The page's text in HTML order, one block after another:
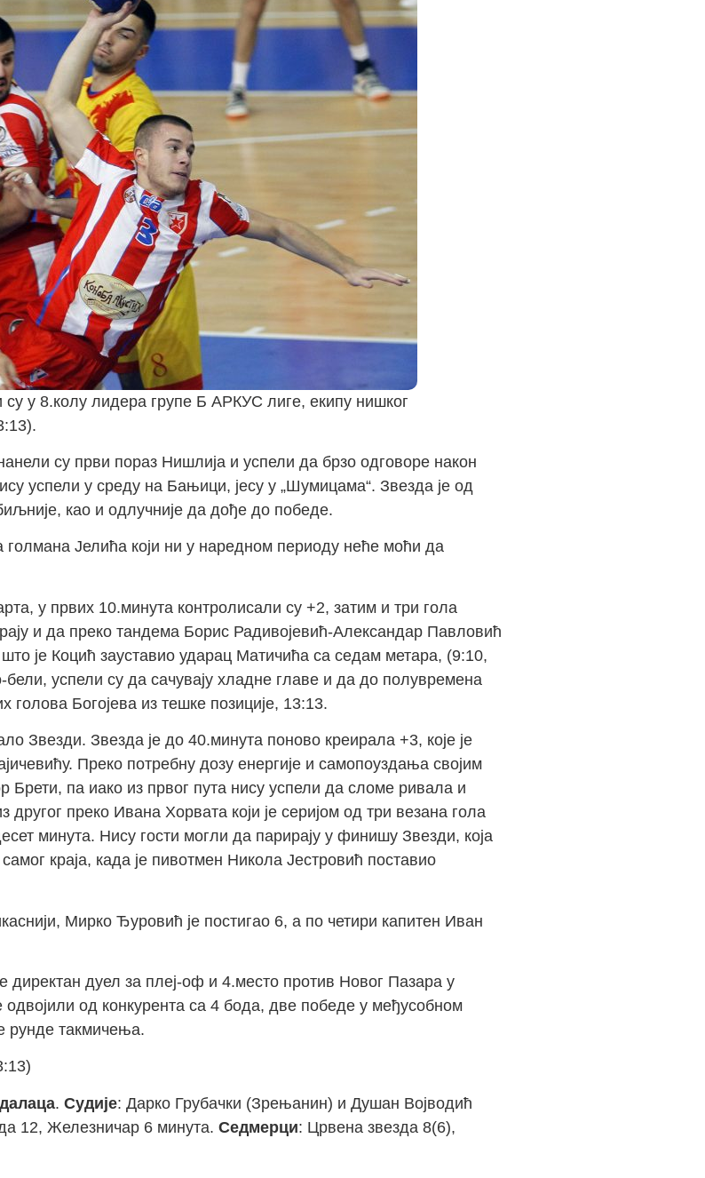
у 8.колу лидера групе Б АРКУС лиге, екипу нишког
су први пораз Нишлија и успели да брзо одговоре након
успели у среду на Бањици, јесу у „Шумицама“. Звезда је од
као и одлучније да дође до победе.
Јелића који ни у наредном периоду неће моћи да
у првих 10.минута контролисали су +2, затим и три гола
и да преко тандема Борис Радивојевић-Александар Павловић
је Коцић зауставио ударац Матичића са седам метара, (9:10,
успели су да сачувају хладне главе и да до полувремена
голова Богојева из тешке позиције, 13:13.
Звезди. Звезда је до 40.минута поново креирала +3, које је
Преко потребну дозу енергије и самопоуздања својим
Брети, па иако из првог пута нису успели да сломе ривала и
другог преко Ивана Хорвата који је серијом од три везана гола
минута. Нису гости могли да парирају у финишу Звезди, која
краја, када је пивотмен Никола Јестровић поставио
Мирко Ђуровић је постигао 6, а по четири капитен Иван
директан дуел за плеј-оф и 4.место против Новог Пазара у
од конкурента са 4 бода, две победе у међусобном
рунде такмичења.
. Судије: Дарко Грубачки (Зрењанин) и Душан Војводић
12, Железничар 6 минута. Седмерци: Црвена звезда 8(6),